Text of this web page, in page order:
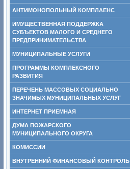
АНТИМОНОПОЛЬНЫЙ КОМПЛАЕНС
ИМУЩЕСТВЕННАЯ ПОДДЕРЖКА
СУБЪЕКТОВ МАЛОГО И СРЕДНЕГО
ПРЕДПРИНИМАТЕЛЬСТВА
МУНИЦИПАЛЬНЫЕ УСЛУГИ
ПРОГРАММЫ КОМПЛЕКСНОГО
РАЗВИТИЯ
ПЕРЕЧЕНЬ МАССОВЫХ СОЦИАЛЬНО
ЗНАЧИМЫХ МУНИЦИПАЛЬНЫХ УСЛУГ
ИНТЕРНЕТ ПРИЕМНАЯ
ДУМА ПОЖАРСКОГО
МУНИЦИПАЛЬНОГО ОКРУГА
КОМИССИИ
ВНУТРЕННИЙ ФИНАНСОВЫЙ КОНТРОЛЬ